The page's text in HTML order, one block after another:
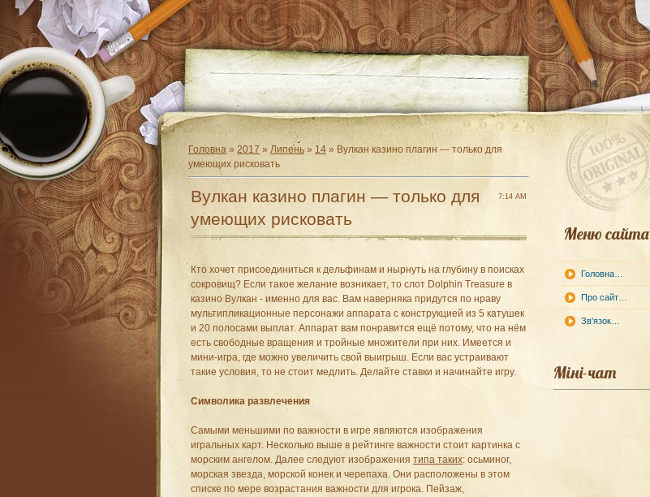
Головна » 2017 » Липень » 14 » Вулкан казино плагин — только для
умеющих рисковать
7:14 AM
Вулкан казино плагин — только для
умеющих рисковать
Кто хочет присоединиться к дельфинам и нырнуть на глубину в поисках
сокровищ? Если такое желание возникает, то слот Dolphin Treasure в
казино Вулкан - именно для вас. Вам наверняка придутся по нраву
мультипликационные персонажи аппарата с конструкцией из 5 катушек
и 20 полосами выплат. Аппарат вам понравится ещё потому, что на нём
есть свободные вращения и тройные множители при них. Имеется и
мини-игра, где можно увеличить свой выигрыш. Если вас устраивают
такие условия, то не стоит медлить. Делайте ставки и начинайте игру.
Символика развлечения
Самыми меньшими по важности в игре являются изображения
игральных карт. Несколько выше в рейтинге важности стоит картинка с
морским ангелом. Далее следуют изображения типа таких: осьминог,
морская звезда, морской конек и черепаха. Они расположены в этом
списке по мере возрастания важности для игрока. Пейзаж,
Меню сайта
Головна…
Про сайт…
Зв'язок…
Міні-чат